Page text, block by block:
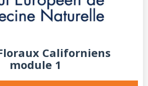
Californiens
module 1